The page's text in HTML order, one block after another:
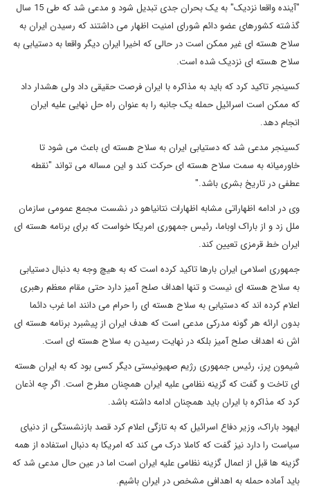
"آینده واقعا نزدیک" به یک بحران جدی تبدیل شود و مدعی شد که طی 15 سال
گذشته کشورهای عضو دائم شورای امنیت اظهار می داشتند که رسیدن ایران به
سلاح هسته ای غیر ممکن است در حالی که اخیرا ایران دیگر واقعا به دستیابی به
سلاح هسته ای نزدیک شده است.
کسینجر تاکید کرد که باید به مذاکره با ایران فرصت حقیقی داد ولی هشدار داد
که ممکن است اسرائیل حمله یک جانبه را به عنوان راه حل نهایی علیه ایران
انجام دهد.
کسینجر مدعی شد که دستیابی ایران به سلاح هسته ای باعث می شود تا
خاورمیانه به سمت سلاح هسته ای حرکت کند و این مساله می تواند "نقطه
عطفی در تاریخ بشری باشد."
وی در ادامه اظهاراتی مشابه اظهارات نتانیاهو در نشست مجمع عمومی سازمان
ملل زد و از باراک اوباما، رئیس جمهوری امریکا خواست که برای برنامه هسته ای
ایران خط قرمزی تعیین کند.
جمهوری اسلامی ایران بارها تاکید کرده است که به هیچ وجه به دنبال دستیابی
به سلاح هسته ای نیست و تنها اهداف صلح آمیز دارد حتی مقام معظم رهبری
اعلام کرده اند که دستیابی به سلاح هسته ای را حرام می دانند اما غرب دائما
بدون ارائه هر گونه مدرکی مدعی است که هدف ایران از پیشبرد برنامه هسته ای
اش نه اهداف صلح آمیز بلکه در نهایت رسیدن به سلاح هسته ای است.
شیمون پرز، رئیس جمهوری رژیم صهیونیستی دیگر کسی بود که به ایران هسته
ای تاخت و گفت که گزینه نظامی علیه ایران همچنان مطرح است. اگر چه اذعان
کرد که مذاکره با ایران باید همچنان ادامه داشته باشد.
ایهود باراک، وزیر دفاع اسرائیل که به تازگی اعلام کرد قصد بازنشستگی از دنیای
سیاست را دارد نیز گفت که کاملا درک می کند که امریکا به دنبال استفاده از همه
گزینه ها قبل از اعمال گزینه نظامی علیه ایران است اما در عین حال مدعی شد که
باید آماده حمله به اهدافی مشخص در ایران باشیم.